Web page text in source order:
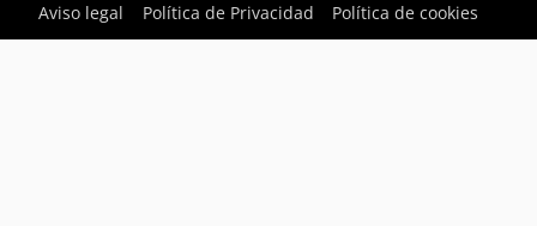
Aviso legal
Política de Privacidad Política de cookies